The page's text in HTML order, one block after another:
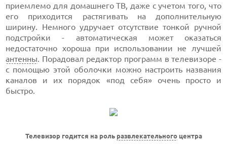
приемлемо для домашнего ТВ, даже с учетом того, что
его приходится растягивать на дополнительную
ширину. Немного удручает отсутствие тонкой ручной
подстройки - автоматическая может оказаться
недостаточно хороша при использовании не лучшей
антенны. Порадовал редактор программ в телевизоре -
с помощью этой оболочки можно настроить названия
каналов и их порядок «под себя» очень просто и
быстро.
Телевизор годится на роль развлекательногоцентра